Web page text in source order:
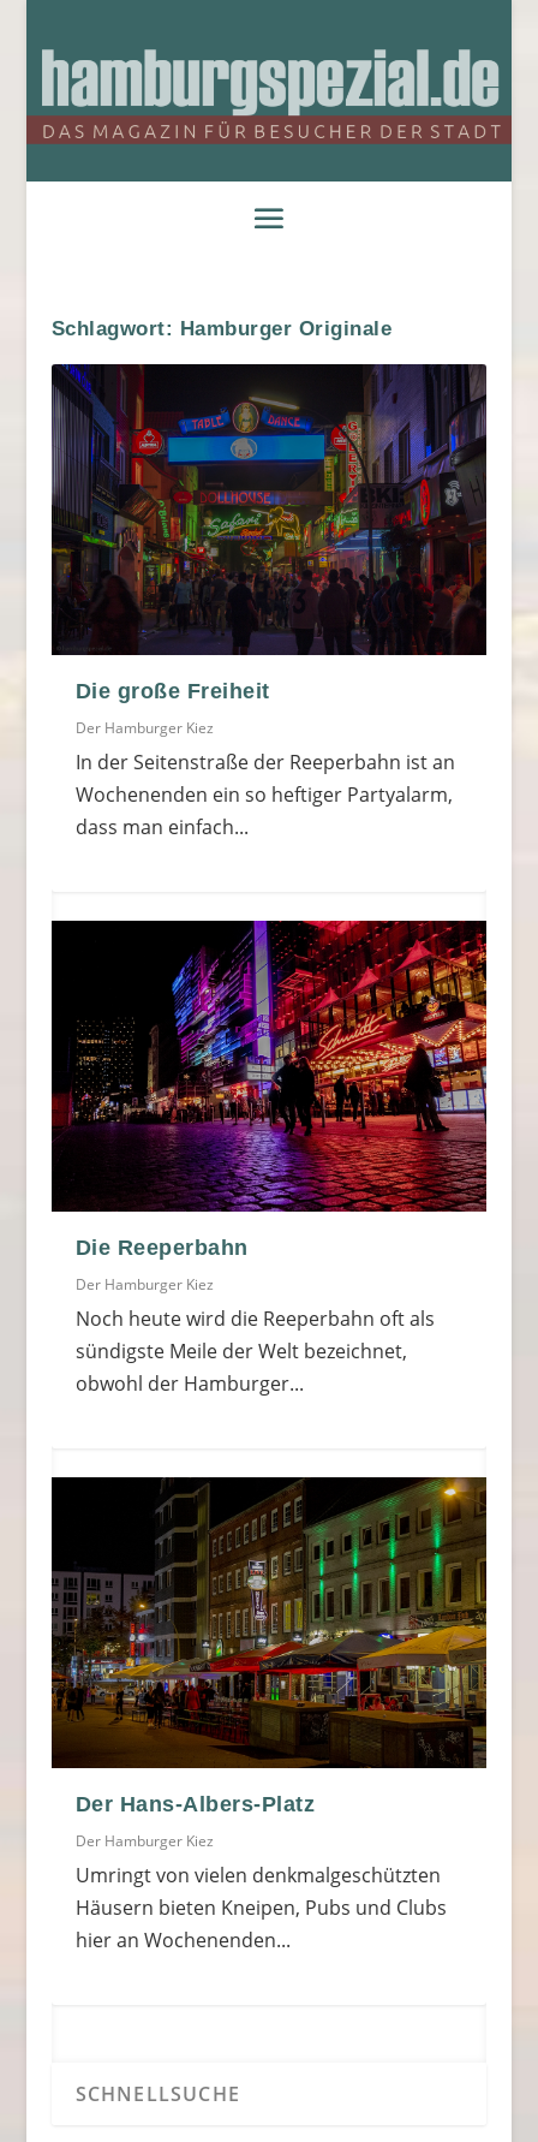
Schlagwort: Hamburger Originale
Die große Freiheit
Der Hamburger Kiez
In der Seitenstraße der Reeperbahn ist an
Wochenenden ein so heftiger Partyalarm,
dass man einfach...
Die Reeperbahn
Der Hamburger Kiez
Noch heute wird die Reeperbahn oft als
sündigste Meile der Welt bezeichnet,
obwohl der Hamburger...
Der Hans-Albers-Platz
Der Hamburger Kiez
Umringt von vielen denkmalgeschützten
Häusern bieten Kneipen, Pubs und Clubs
hier an Wochenenden...